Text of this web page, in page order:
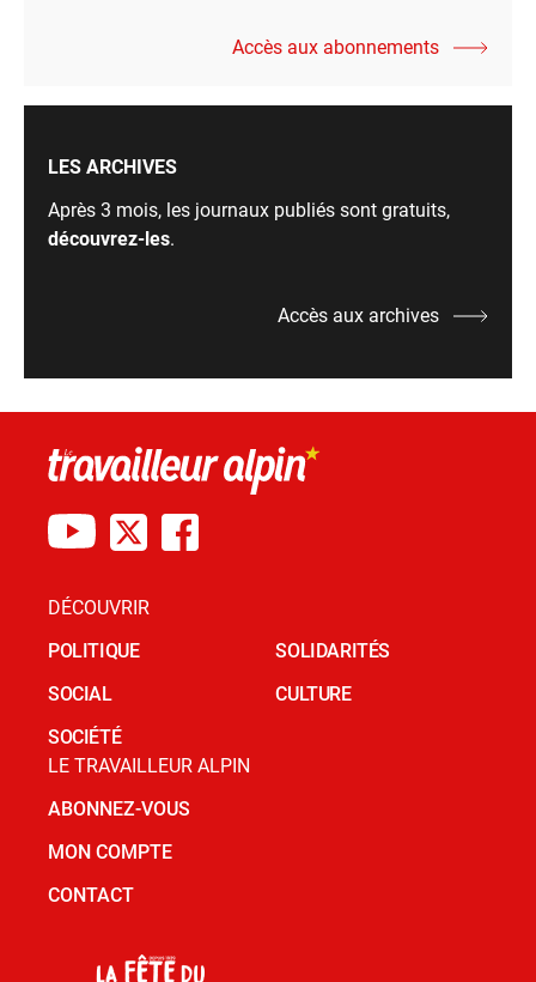
Accès aux abonnements
LES ARCHIVES
Après 3 mois, les journaux publiés sont gratuits,
découvrez-les.
Accès aux archives
DÉCOUVRIR
POLITIQUE
SOCIAL
SOCIÉTÉ
SOLIDARITÉS
CULTURE
LE TRAVAILLEUR ALPIN
ABONNEZ-VOUS
MON COMPTE
CONTACT